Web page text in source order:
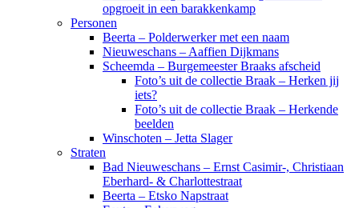
opgroeit in een barakkenkamp
Personen
Beerta – Polderwerker met een naam
Nieuweschans – Aaffien Dijkmans
Scheemda – Burgemeester Braaks afscheid
Foto’s uit de collectie Braak – Herken jij
iets?
Foto’s uit de collectie Braak – Herkende
beelden
Winschoten – Jetta Slager
Straten
Bad Nieuweschans – Ernst Casimir-, Christiaan
Eberhard- & Charlottestraat
Beerta – Etsko Napstraat